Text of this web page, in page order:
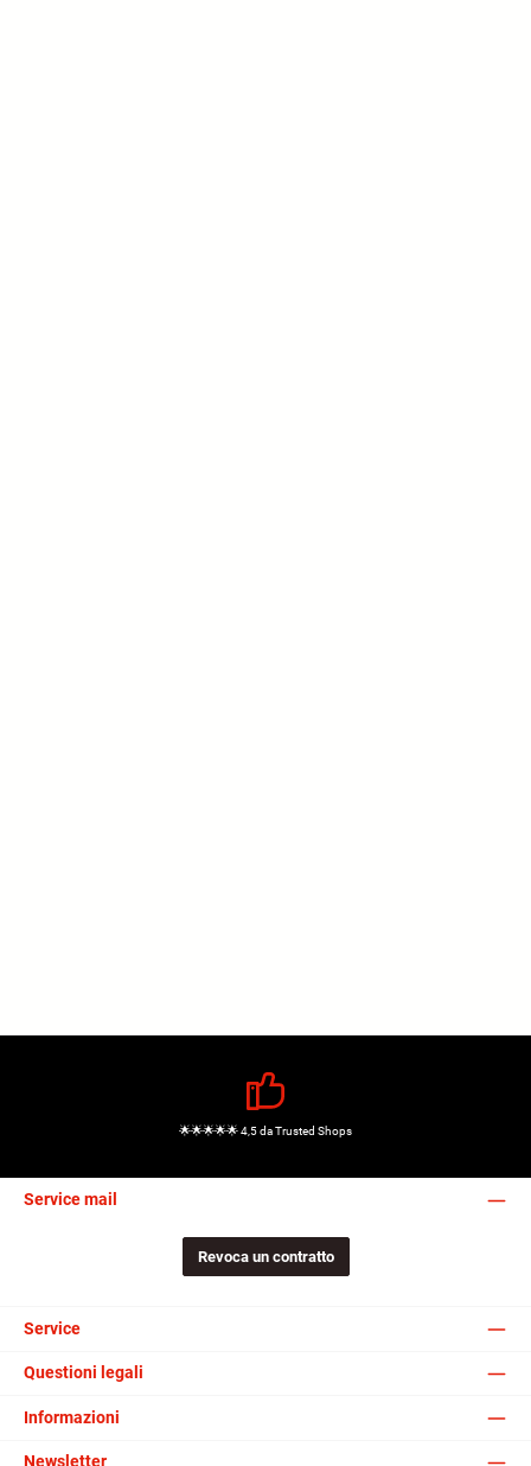
🌟🌟🌟🌟🌟 4,5 da Trusted Shops
Service mail
Revoca un contratto
Service
Questioni legali
Informazioni